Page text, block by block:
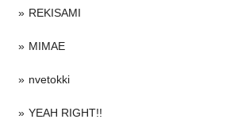
REKISAMI
MIMAE
nvetokki
YEAH RIGHT!!